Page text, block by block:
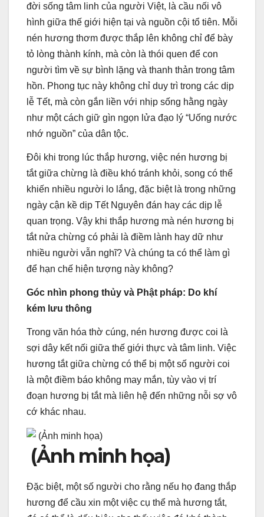
đời sống tâm linh của người Việt, là cầu nối vô
hình giữa thế giới hiện tại và nguồn cội tổ tiên. Mỗi
nén hương thơm được thắp lên không chỉ để bày
tỏ lòng thành kính, mà còn là thói quen để con
người tìm về sự bình lặng và thanh thản trong tâm
hồn. Phong tục này không chỉ duy trì trong các dịp
lễ Tết, mà còn gắn liền với nhịp sống hằng ngày
như một cách giữ gìn ngọn lửa đạo lý “Uống nước
nhớ nguồn” của dân tộc.
Đôi khi trong lúc thắp hương, việc nén hương bị
tắt giữa chừng là điều khó tránh khỏi, song có thể
khiến nhiều người lo lắng, đặc biệt là trong những
ngày cận kề dịp Tết Nguyên đán hay các dịp lễ
quan trọng. Vậy khi thắp hương mà nén hương bị
tắt nửa chừng có phải là điềm lành hay dữ như
nhiều người vẫn nghĩ? Và chúng ta có thể làm gì
để hạn chế hiện tượng này không?
Góc nhìn phong thủy và Phật pháp: Do khí
kém lưu thông
Trong văn hóa thờ cúng, nén hương được coi là
sợi dây kết nối giữa thế giới thực và tâm linh. Việc
hương tắt giữa chừng có thể bị một số người coi
là một điềm báo không may mắn, tùy vào vị trí
đoạn hương bị tắt mà liên hệ đến những nỗi sợ vô
cớ khác nhau.
(Ảnh minh họa)
Đặc biệt, một số người cho rằng nếu họ đang thắp
hương để cầu xin một việc cụ thể mà hương tắt,